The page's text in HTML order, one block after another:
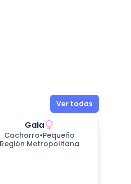
Ver todas
Gala
Cachorro•Pequeño
Región Metropolitana